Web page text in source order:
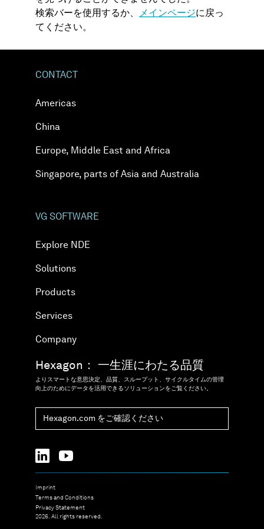
検索バーを使用するか、
メインページに戻っ
てください。
CONTACT
Americas
China
Europe, Middle East and Africa
Singapore, parts of Asia and Australia
VG SOFTWARE
Explore NDE
Solutions
Products
Services
Company
Hexagon： 一生涯にわたる品質
よりスマートな意思決定、品質、スループット、サイクルタイムの管理
向上のためにデータを活用できるソリューションをご覧ください。
Hexagon.com をご確認ください
Imprint
Terms and Conditions
Privacy Statement
2026. All rights reserved.